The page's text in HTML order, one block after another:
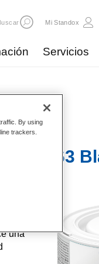
Mi Standox
Servicios
Mix 363
una
By using
trackers.